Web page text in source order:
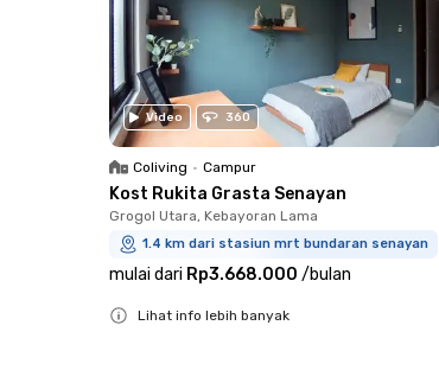
Video 360
Coliving • Campur
Kost Rukita Grasta Senayan
Grogol Utara, Kebayoran Lama
1.4 km dari stasiun mrt bundaran senayan
mulai dari Rp3.668.000 /bulan
Lihat info lebih banyak